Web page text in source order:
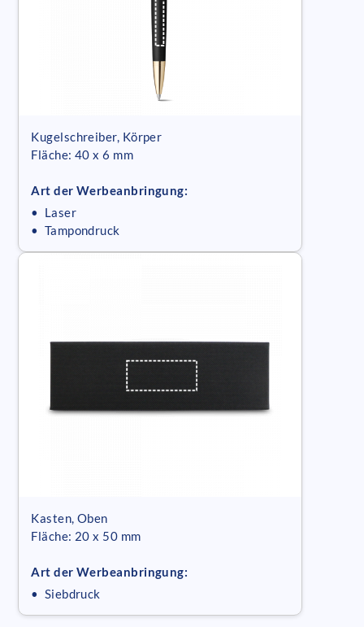
Kugelschreiber, Körper
Fläche: 40 x 6 mm
Art der Werbeanbringung:
• Laser
• Tampondruck
Kasten, Oben
Fläche: 20 x 50 mm
Art der Werbeanbringung:
• Siebdruck